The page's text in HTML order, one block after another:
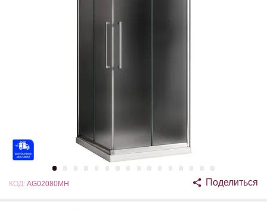
КОД: AG02080MH Поделиться